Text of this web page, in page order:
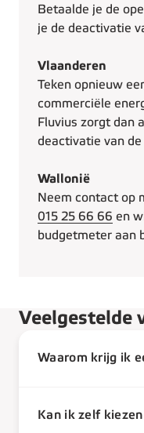
Betaalde je de
je de deactivatie
Vlaanderen
Teken opnieuw
commerciële
Fluvius zorgt dan
deactivatie van
Wallonië
Neem contact op
015 25 66 66 en
budgetmeter aan
Veelgestelde
Waarom krijg ik
Kan ik zelf